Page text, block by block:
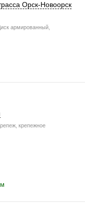
трасса Орск-Новоорск
армированный,
крепежное